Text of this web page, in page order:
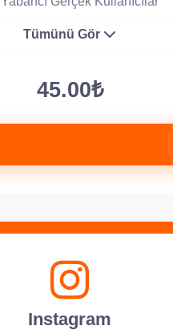
Tümünü Gör
45.00₺
Instagram